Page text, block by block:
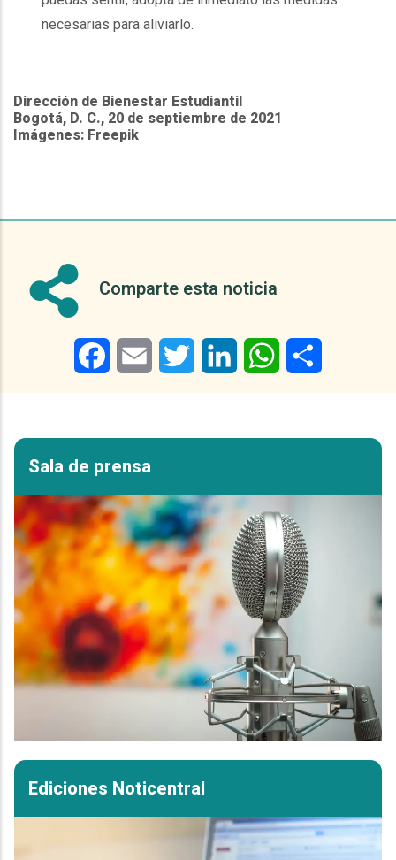
necesarias para aliviarlo.
Dirección de Bienestar Estudiantil
Bogotá, D. C., 20 de septiembre de 2021
Imágenes: Freepik
Comparte esta noticia
FacebookEmail Twitter LinkedIn WhatsApp
Sala de prensa
Ediciones Noticentral